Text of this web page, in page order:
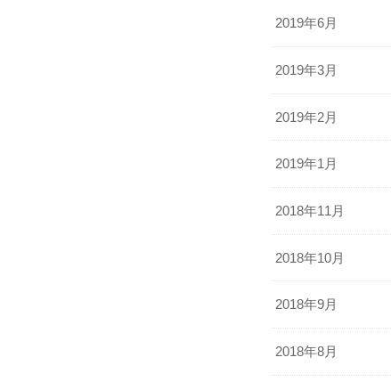
2019年6月
2019年3月
2019年2月
2019年1月
2018年11月
2018年10月
2018年9月
2018年8月